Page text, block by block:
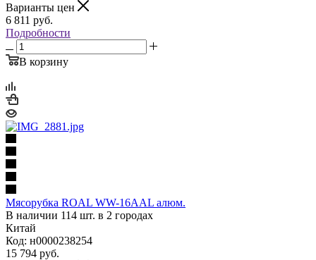
Варианты цен
6 811 руб.
Подробности
В корзину
Мясорубка ROAL WW-16AAL алюм.
В наличии 114 шт. в 2 городах
Китай
Код: н0000238254
15 794 руб.